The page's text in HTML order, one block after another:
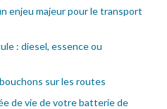
enjeu majeur pour le transport
: diesel, essence ou
sur les routes
de vie de votre batterie de